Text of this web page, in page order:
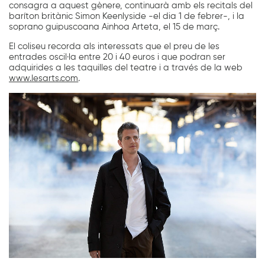
consagra a aquest gènere, continuarà amb els recitals del
baríton britànic Simon Keenlyside -el dia 1 de febrer-, i la
soprano guipuscoana Ainhoa Arteta, el 15 de març.
El coliseu recorda als interessats que el preu de les
entrades oscil·la entre 20 i 40 euros i que podran ser
adquirides a les taquilles del teatre i a través de la web
www.lesarts.com.